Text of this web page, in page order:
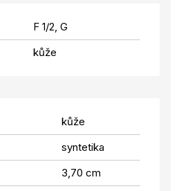
F 1/2, G
kůže
kůže
syntetika
3,70 cm